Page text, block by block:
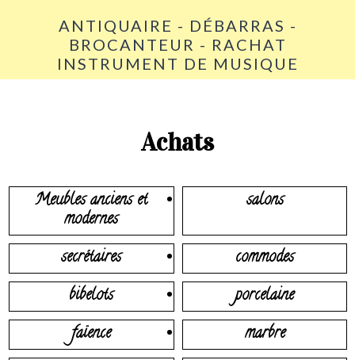
ANTIQUAIRE - DÉBARRAS -
BROCANTEUR - RACHAT
INSTRUMENT DE MUSIQUE
Achats
Meubles anciens et
modernes
salons
secrétaires
commodes
bibelots
porcelaine
faïence
marbre